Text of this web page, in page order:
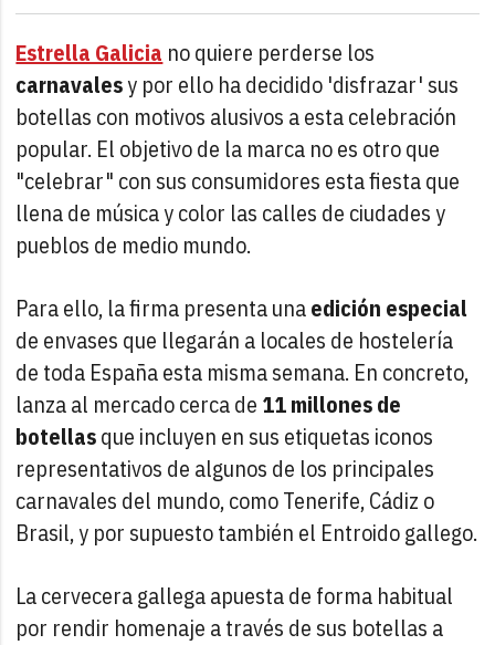
Estrella Galicia no quiere perderse los
carnavalesy por ello ha decidido 'disfrazar' sus
botellas con motivos alusivos a esta celebración
popular. El objetivo de la marca no es otro que
"celebrar" con sus consumidores esta fiesta que
llena de música y color las calles de ciudades y
pueblos de medio mundo.
Para ello, la firma presenta unaedición especial
de envases que llegarán a locales de hostelería
de toda España esta misma semana. En concreto,
lanza al mercado cerca de 11 millones de
botellasque incluyen en sus etiquetas iconos
representativos de algunos de los principales
carnavales del mundo, como Tenerife, Cádiz o
Brasil, y por supuesto también el Entroido gallego.
La cervecera gallega apuesta de forma habitual
por rendir homenaje a través de sus botellas a